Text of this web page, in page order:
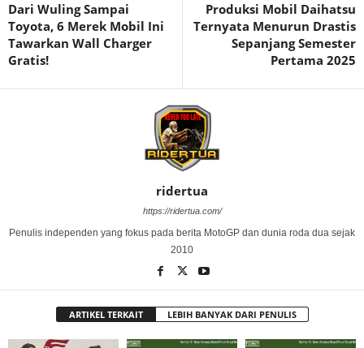
Dari Wuling Sampai
Toyota, 6 Merek Mobil Ini
Tawarkan Wall Charger
Gratis!
Produksi Mobil Daihatsu
Ternyata Menurun Drastis
Sepanjang Semester
Pertama 2025
ridertua
https://ridertua.com/
Penulis independen yang fokus pada berita MotoGP dan dunia roda dua sejak
2010
ARTIKEL TERKAIT LEBIH BANYAK DARI PENULIS